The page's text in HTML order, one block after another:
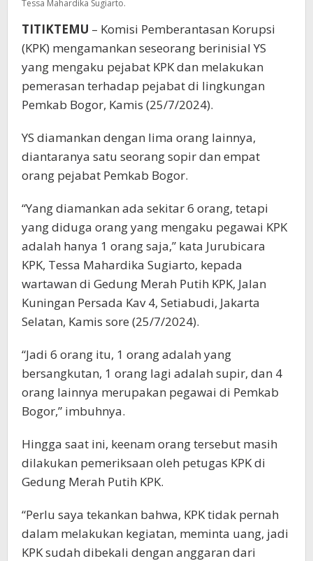
Tessa Mahardika Sugiarto.
TITIKTEMU – Komisi Pemberantasan Korupsi
(KPK) mengamankan seseorang berinisial YS
yang mengaku pejabat KPK dan melakukan
pemerasan terhadap pejabat di lingkungan
Pemkab Bogor, Kamis (25/7/2024).
YS diamankan dengan lima orang lainnya,
diantaranya satu seorang sopir dan empat
orang pejabat Pemkab Bogor.
“Yang diamankan ada sekitar 6 orang, tetapi
yang diduga orang yang mengaku pegawai KPK
adalah hanya 1 orang saja,” kata Jurubicara
KPK, Tessa Mahardika Sugiarto, kepada
wartawan di Gedung Merah Putih KPK, Jalan
Kuningan Persada Kav 4, Setiabudi, Jakarta
Selatan, Kamis sore (25/7/2024).
“Jadi 6 orang itu, 1 orang adalah yang
bersangkutan, 1 orang lagi adalah supir, dan 4
orang lainnya merupakan pegawai di Pemkab
Bogor,” imbuhnya.
Hingga saat ini, keenam orang tersebut masih
dilakukan pemeriksaan oleh petugas KPK di
Gedung Merah Putih KPK.
“Perlu saya tekankan bahwa, KPK tidak pernah
dalam melakukan kegiatan, meminta uang, jadi
KPK sudah dibekali dengan anggaran dari